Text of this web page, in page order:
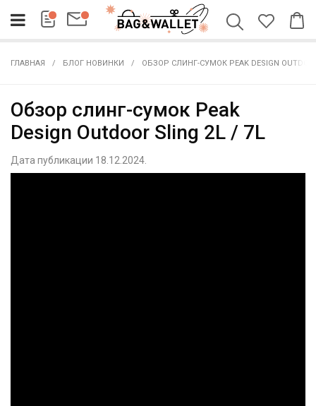
ГЛАВНАЯ БЛОГ НОВИНКИ ОБЗОР СЛИНГ-СУМОК PEAK DESIGN
Обзор слинг-сумок Peak
Design Outdoor Sling 2L / 7L
Дата публикации 18.12.2024.